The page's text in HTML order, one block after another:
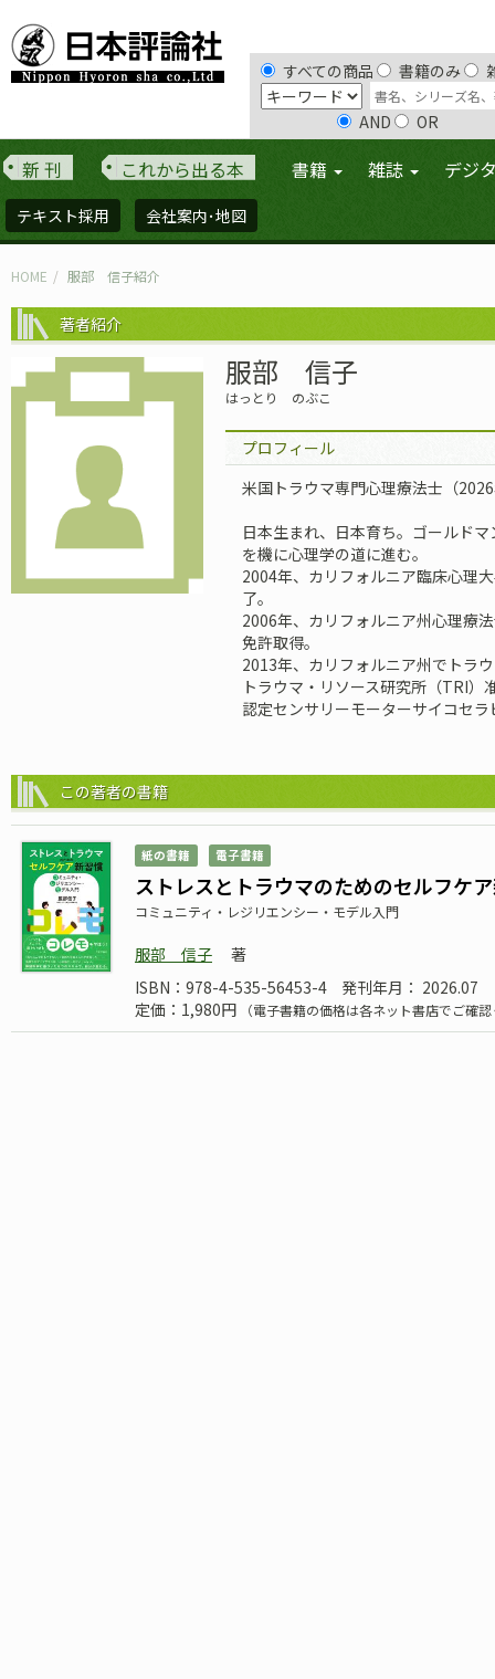
すべての商品 書籍のみ
AND OR
新 刊 これから出る本 書籍 雑誌 デジ
テキスト採用 会社案内･地図
HOME 服部 信子紹介
著者紹介
服部 信子
はっとり のぶこ
プロフィール
米国トラウマ専門心理療法士（
日本生まれ、日本育ち。ゴールド
を機に心理学の道に進む。
2004年、カリフォルニア臨床心理
了。
2006年、カリフォルニア州心理療
免許取得。
2013年、カリフォルニア州でトラ
トラウマ・リソース研究所（TRI
認定センサリーモーターサイコセラ
この著者の書籍
紙の書籍 電子書籍
ストレスとトラウマのためのセルフケ
コミュニティ・レジリエンシー・モデル入門
服部 信子
著
ISBN：978-4-535-56453-4
発刊年月： 2026.07
定価：1,980円
（電子書籍の価格は各ネット書店でご確